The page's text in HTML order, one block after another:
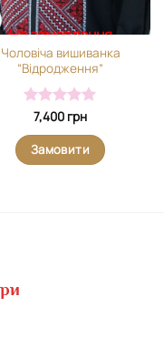
На замовлення
Чоловіча вишиванка
“Відродження”
Оцінено в
7,400 грн
Замовити